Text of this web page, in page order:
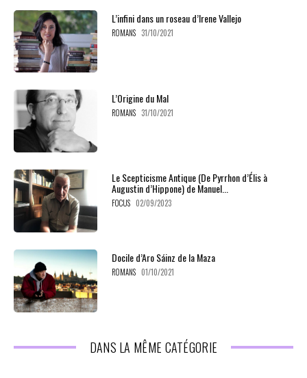
L’infini dans un roseau d’Irene Vallejo
ROMANS 31/10/2021
L’Origine du Mal
ROMANS 31/10/2021
Le Scepticisme Antique (De Pyrrhon d’Élis à
Augustin d’Hippone) de Manuel...
FOCUS 02/09/2023
Docile d’Aro Sáinz de la Maza
ROMANS 01/10/2021
DANS LA MÊME CATÉGORIE